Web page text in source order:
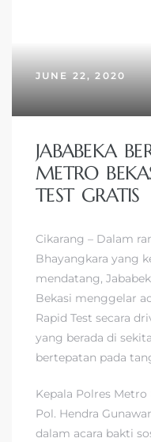
JUNE 22, 2020
JABABEKA
METRO
TEST GRATIS
Cikarang – Dalam
Bhayangkara yang
mendatang,
Bekasi menggelar
Rapid Test secara
yang berada di
bertepatan pada
Kepala Polres
Pol. Hendra
dalam acara bakti